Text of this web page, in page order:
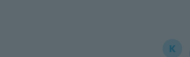
K